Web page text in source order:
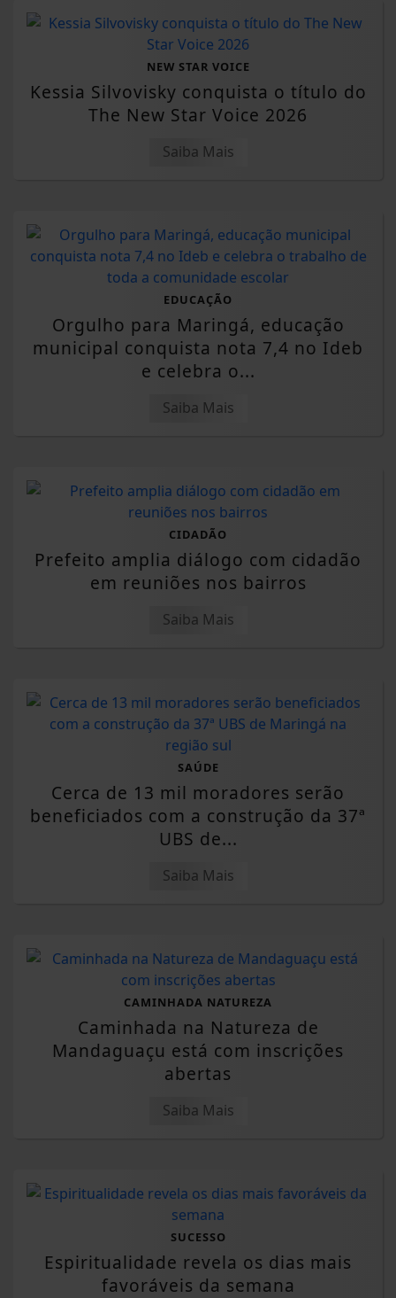
NEW STAR VOICE
Kessia Silvovisky conquista o título do
The New Star Voice 2026
Saiba Mais
EDUCAÇÃO
Orgulho para Maringá, educação
municipal conquista nota 7,4 no Ideb
e celebra o...
Saiba Mais
CIDADÃO
Prefeito amplia diálogo com cidadão
em reuniões nos bairros
Saiba Mais
SAÚDE
Cerca de 13 mil moradores serão
beneficiados com a construção da 37ª
UBS de...
Saiba Mais
CAMINHADA NATUREZA
Caminhada na Natureza de
Mandaguaçu está com inscrições
abertas
Saiba Mais
SUCESSO
Espiritualidade revela os dias mais
favoráveis da semana